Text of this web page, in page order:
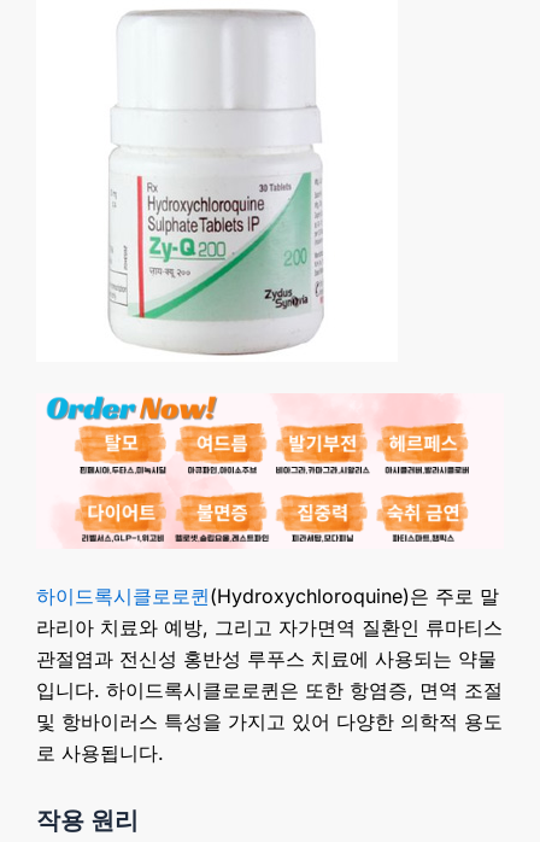
하이드록시클로로퀸(Hydroxychloroquine)은 주로 말
라리아 치료와 예방, 그리고 자가면역 질환인 류마티스
관절염과 전신성 홍반성 루푸스 치료에 사용되는 약물
입니다. 하이드록시클로로퀸은 또한 항염증, 면역 조절
및 항바이러스 특성을 가지고 있어 다양한 의학적 용도
로 사용됩니다.
작용 원리